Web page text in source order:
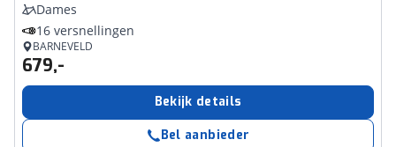
Dames
16 versnellingen
BARNEVELD
679,-
Bekijk details
Bel aanbieder